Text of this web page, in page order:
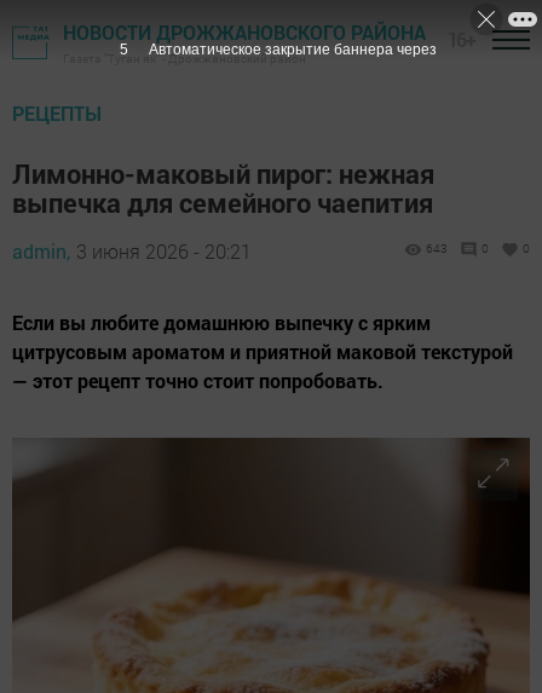
НОВОСТИ ДРОЖЖАНОВСКОГО РАЙОНА
Газета "Туган як" - Дрожжановский район
РЕЦЕПТЫ
Лимонно-маковый пирог: нежная
выпечка для семейного чаепития
admin, 3 июня 2026 - 20:21 643 0 0
Если вы любите домашнюю выпечку с ярким
цитрусовым ароматом и приятной маковой текстурой
— этот рецепт точно стоит попробовать.
5 Автоматическое закрытие баннера через